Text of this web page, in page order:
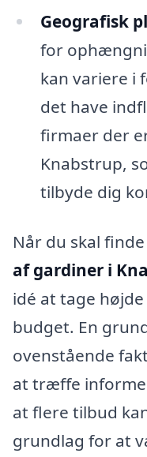
Geografisk
for
kan variere i
det have
firmaer der
Knabstrup,
tilbyde dig
Når du skal
af gardiner i
idé at tage
budget. En
ovenstående
at træffe
at flere tilbud
grundlag for at